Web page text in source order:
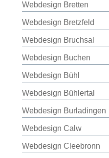
Webdesign Bretten
Webdesign Bretzfeld
Webdesign Bruchsal
Webdesign Buchen
Webdesign Bühl
Webdesign Bühlertal
Webdesign Burladingen
Webdesign Calw
Webdesign Cleebronn